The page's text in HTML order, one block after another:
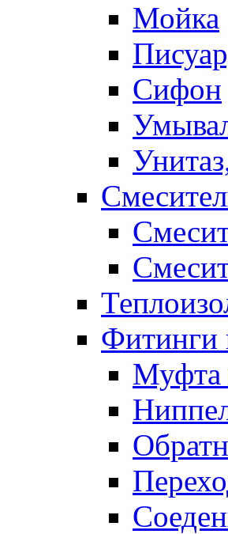
Мойка
Сифон
Фитинги
Муфта